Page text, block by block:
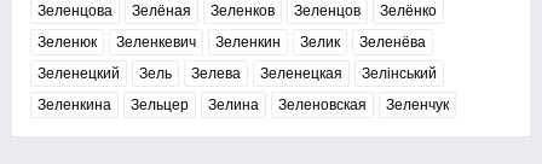
Зеленцова
Зелёная Зеленков Зеленцов
Зелёнко
Зеленюк
Зеленкевич Зеленкин Зелик
Зеленёва
Зеленецкий
Зель Зелева Зеленецкая
Зелінський
Зеленкина
Зельцер Зелина Зеленовская Зеленчук